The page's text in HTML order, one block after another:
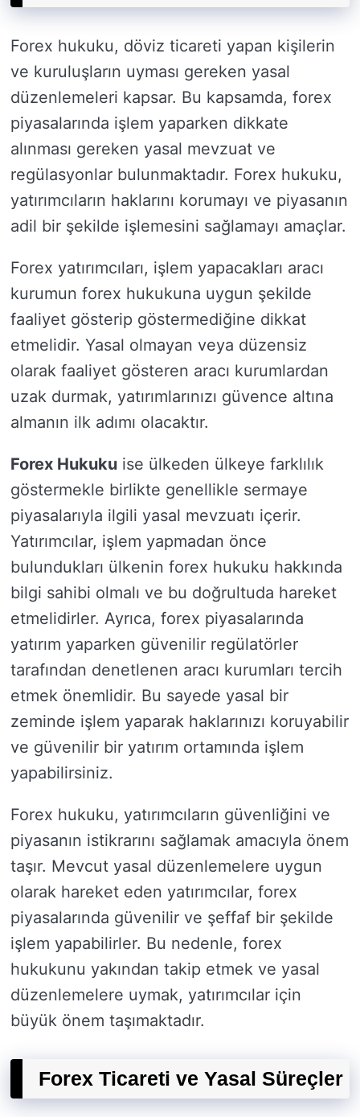
Forex hukuku, döviz ticareti yapan kişilerin
ve kuruluşların uyması gereken yasal
düzenlemeleri kapsar. Bu kapsamda, forex
piyasalarında işlem yaparken dikkate
alınması gereken yasal mevzuat ve
regülasyonlar bulunmaktadır. Forex hukuku,
yatırımcıların haklarını korumayı ve piyasanın
adil bir şekilde işlemesini sağlamayı amaçlar.
Forex yatırımcıları, işlem yapacakları aracı
kurumun forex hukukuna uygun şekilde
faaliyet gösterip göstermediğine dikkat
etmelidir. Yasal olmayan veya düzensiz
olarak faaliyet gösteren aracı kurumlardan
uzak durmak, yatırımlarınızı güvence altına
almanın ilk adımı olacaktır.
Forex Hukuku ise ülkeden ülkeye farklılık
göstermekle birlikte genellikle sermaye
piyasalarıyla ilgili yasal mevzuatı içerir.
Yatırımcılar, işlem yapmadan önce
bulundukları ülkenin forex hukuku hakkında
bilgi sahibi olmalı ve bu doğrultuda hareket
etmelidirler. Ayrıca, forex piyasalarında
yatırım yaparken güvenilir regülatörler
tarafından denetlenen aracı kurumları tercih
etmek önemlidir. Bu sayede yasal bir
zeminde işlem yaparak haklarınızı koruyabilir
ve güvenilir bir yatırım ortamında işlem
yapabilirsiniz.
Forex hukuku, yatırımcıların güvenliğini ve
piyasanın istikrarını sağlamak amacıyla önem
taşır. Mevcut yasal düzenlemelere uygun
olarak hareket eden yatırımcılar, forex
piyasalarında güvenilir ve şeffaf bir şekilde
işlem yapabilirler. Bu nedenle, forex
hukukunu yakından takip etmek ve yasal
düzenlemelere uymak, yatırımcılar için
büyük önem taşımaktadır.
Forex Ticareti ve Yasal Süreçler